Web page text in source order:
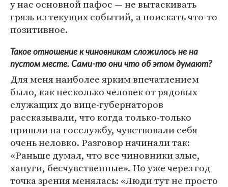
у нас основной пафос — не вытаскивать
грязь из текущих событий, а поискать что-то
позитивное.
Такое отношение к чиновникам сложилось не на
пустом месте. Сами-то они что об этом думают?
Для меня наиболее ярким впечатлением
было, как несколько человек от рядовых
служащих до вице-губернаторов
рассказывали, что когда только-только
пришли на госслужбу, чувствовали себя
очень неловко. Разговор начинали так:
«Раньше думал, что все чиновники злые,
хапуги, бесчувственные». Но уже через год
точка зрения менялась: «Люди тут не просто